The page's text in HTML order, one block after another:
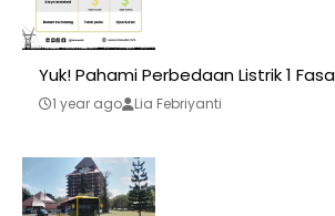
Yuk! Pahami Perbedaan Listrik 1
1 year ago Lia Febriyanti